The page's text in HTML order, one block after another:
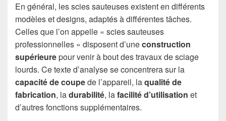
En général, les scies sauteuses existent en différents
modèles et designs, adaptés à différentes tâches.
Celles que l’on appelle « scies sauteuses
professionnelles » disposent d’uneconstruction
supérieurepour venir à bout des travaux de sciage
lourds. Ce texte d’analyse se concentrera sur la
capacité de coupede l’appareil, laqualité de
fabrication, ladurabilité, lafacilité d’utilisation et
d’autres fonctions supplémentaires.